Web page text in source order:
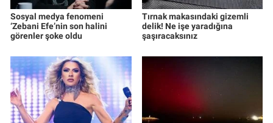
Sosyal medya fenomeni
‘Zebani Efe’nin son halini
görenler şoke oldu
Tırnak makasındaki gizemli
delik! Ne işe yaradığına
şaşıracaksınız